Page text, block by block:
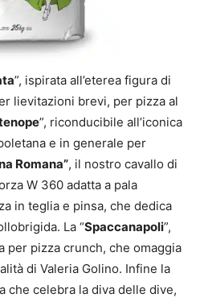
”, ispirata all’eterea figura di
lievitazioni brevi, per pizza al
”, riconducibile all’iconica
e in generale per
Romana”, il nostro cavallo di
W 360 adatta a pala
in teglia e pinsa, che dedica
La “Spaccanapoli”,
per pizza crunch, che omaggia
di Valeria Golino. Infine la
che celebra la diva delle dive,